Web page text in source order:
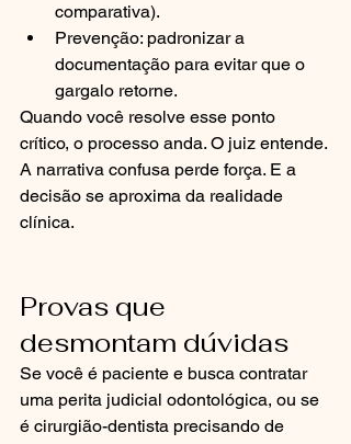
comparativa).
Prevenção: padronizar a
documentação para evitar que o
gargalo retorne.
Quando você resolve esse ponto
crítico, o processo anda. O juiz entende.
A narrativa confusa perde força. E a
decisão se aproxima da realidade
clínica.
Provas que
desmontam dúvidas
Se você é paciente e busca contratar
uma perita judicial odontológica, ou se
é cirurgião-dentista precisando de